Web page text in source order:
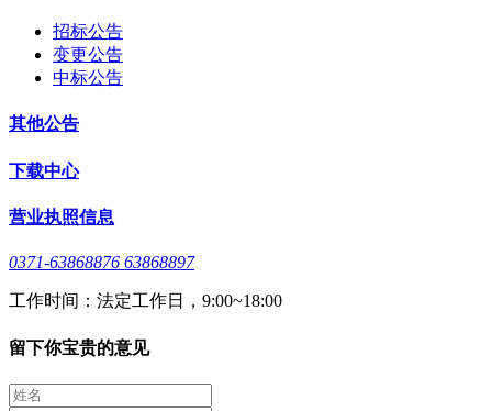
招标公告
变更公告
中标公告
其他公告
下载中心
营业执照信息
0371-63868876 63868897
工作时间：法定工作日，9:00~18:00
留下你宝贵的意见